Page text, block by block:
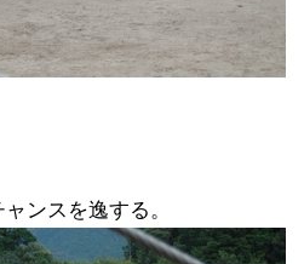
ンスを逸する。